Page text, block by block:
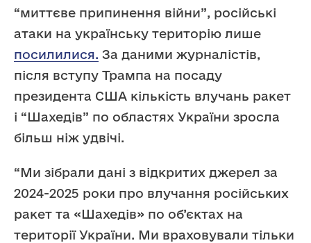
“миттєве припинення війни”, російські
атаки на українську територію лише
посилилися. За даними журналістів,
після вступу Трампа на посаду
президента США кількість влучань ракет
і “Шахедів” по областях України зросла
більш ніж удвічі.
“Ми зібрали дані з відкритих джерел за
2024-2025 роки про влучання російських
ракет та «Шахедів» по об’єктах на
території України. Ми враховували тільки